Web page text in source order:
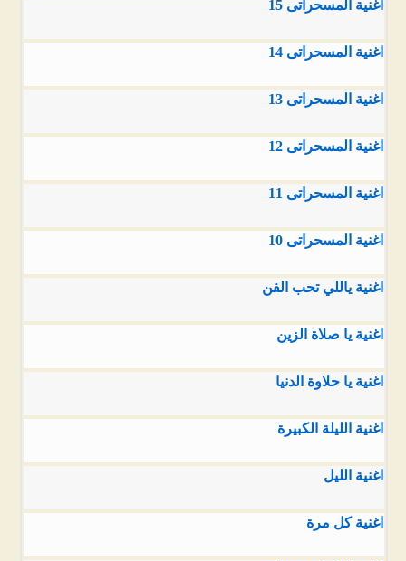
اغنية المسحراتى 15
اغنية المسحراتى 14
اغنية المسحراتى 13
اغنية المسحراتى 12
اغنية المسحراتى 11
اغنية المسحراتى 10
اغنية ياللي تحب الفن
اغنية يا صلاة الزين
اغنية يا حلاوة الدنيا
اغنية الليلة الكبيرة
اغنية الليل
اغنية كل مرة